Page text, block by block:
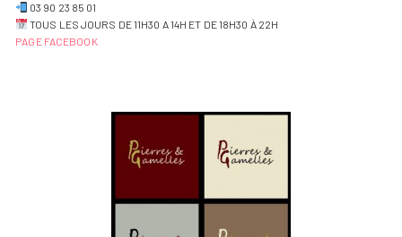
03 90 23 85 01
TOUS LES JOURS DE 11H30 A 14H ET DE 18H30 À 22H
PAGE FACEBOOK